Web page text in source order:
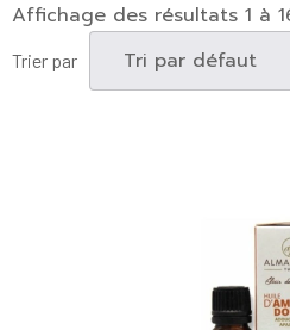
Trier par
Affichage des résultats 1 à